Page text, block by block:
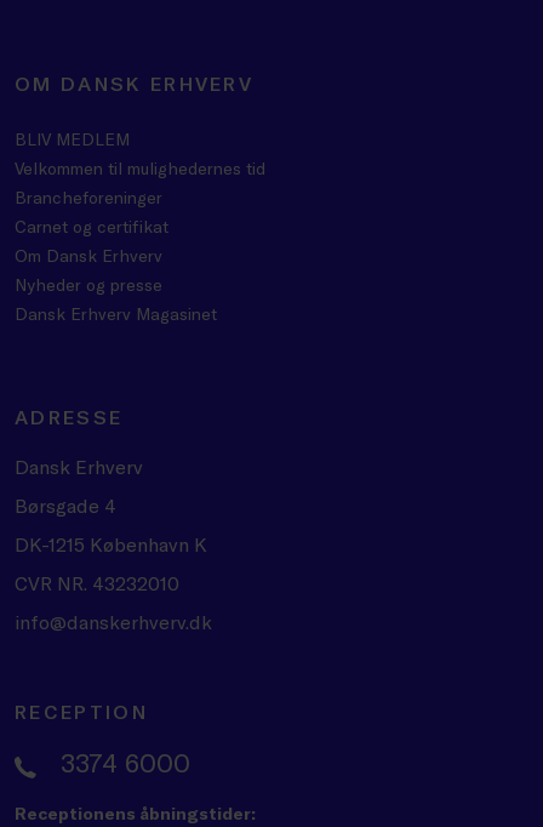
OM DANSK ERHVERV
BLIV MEDLEM
Velkommen til mulighedernes tid
Brancheforeninger
Carnet og certifikat
Om Dansk Erhverv
Nyheder og presse
Dansk Erhverv Magasinet
ADRESSE
Dansk Erhverv
Børsgade 4
DK-1215 København K
CVR NR. 43232010
info@danskerhverv.dk
RECEPTION
3374 6000
Receptionens åbningstider: